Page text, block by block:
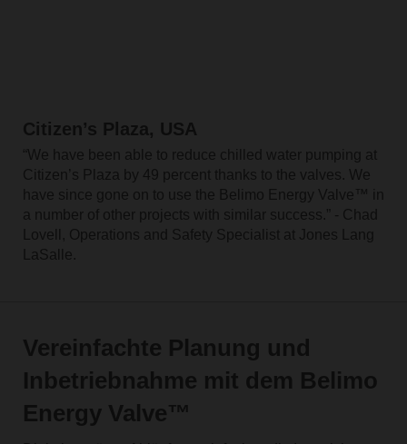
Citizen’s Plaza, USA
“We have been able to reduce chilled water pumping at
Citizen’s Plaza by 49 percent thanks to the valves. We
have since gone on to use the Belimo Energy Valve™ in
a number of other projects with similar success.” - Chad
Lovell, Operations and Safety Specialist at Jones Lang
LaSalle.
Vereinfachte Planung und
Inbetriebnahme mit dem Belimo
Energy Valve™